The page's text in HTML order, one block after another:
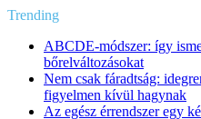
Trending
ABCDE‑módszer: így
bőrelváltozásokat
Nem csak fáradtság:
figyelmen kívül hagynak
Az egész érrendszer egy